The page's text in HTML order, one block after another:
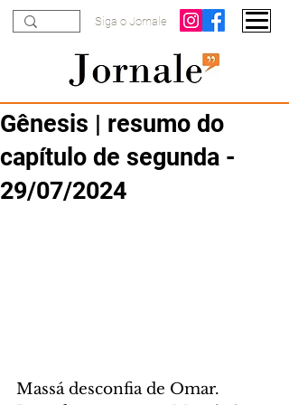
Siga o Jornale
Gênesis | resumo do
capítulo de segunda -
29/07/2024
Massá desconfia de Omar.